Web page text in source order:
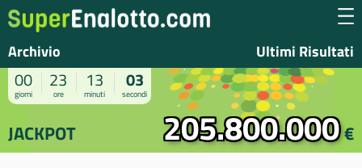
Archivio Ultimi Risultati
00
giorni
23
ore
13
minuti
03
secondi
JACKPOT 205.800.000€